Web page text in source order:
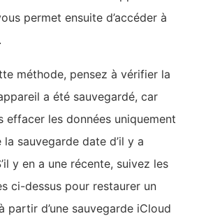
permet ensuite d’accéder à
méthode, pensez à vérifier la
a été sauvegardé, car
effacer les données uniquement
sauvegarde date d’il y a
y en a une récente, suivez les
ci-dessus pour restaurer un
partir d’une sauvegarde iCloud